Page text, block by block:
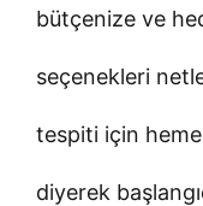
bütçenize ve
seçenekleri
tespiti için
diyerek